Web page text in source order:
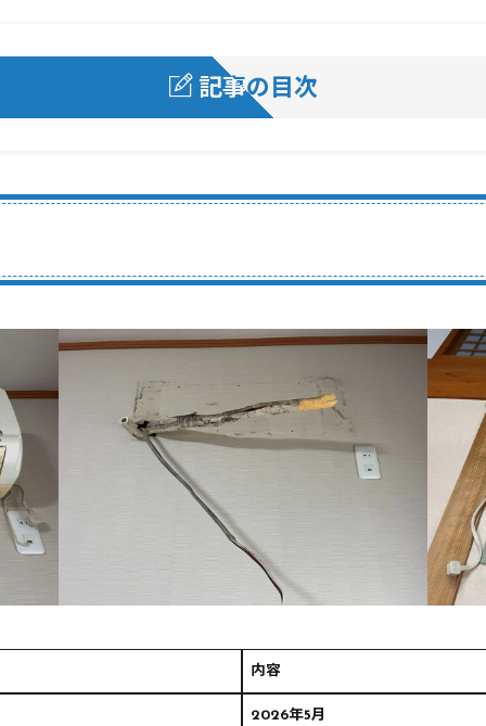
記事の目次
内容
2026年5月